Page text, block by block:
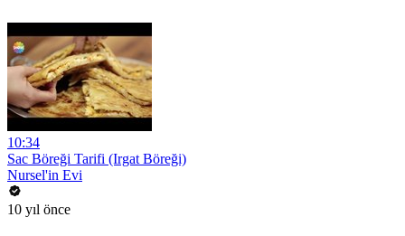
10:34
Sac Böreği Tarifi (Irgat Böreği)
Nursel'in Evi
10 yıl önce